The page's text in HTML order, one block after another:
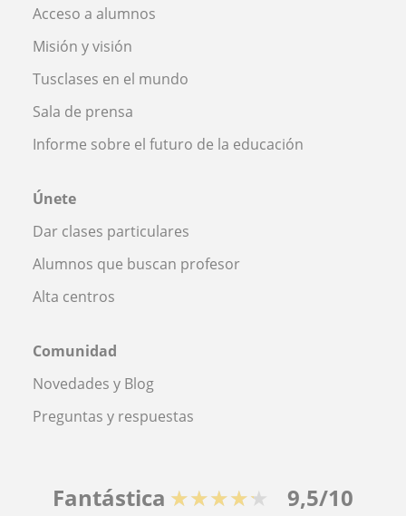
Acceso a alumnos
Misión y visión
Tusclases en el mundo
Sala de prensa
Informe sobre el futuro de la educación
Únete
Dar clases particulares
Alumnos que buscan profesor
Alta centros
Comunidad
Novedades y Blog
Preguntas y respuestas
Fantástica ★★★★★ 9,5/10